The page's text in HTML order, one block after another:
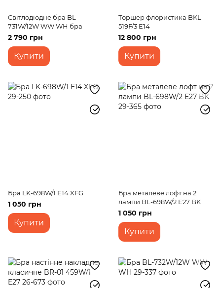
Світлодіодне бра BL-
731W/12W WW WH бра
2 790 грн
Купити
Торшер флористика BKL-
519F/3 E14
12 800 грн
Купити
Бра LK-698W/1 E14 XFG
1 050 грн
Купити
Бра металеве лофт на 2
лампи BL-698W/2 E27 BK
1 050 грн
Купити